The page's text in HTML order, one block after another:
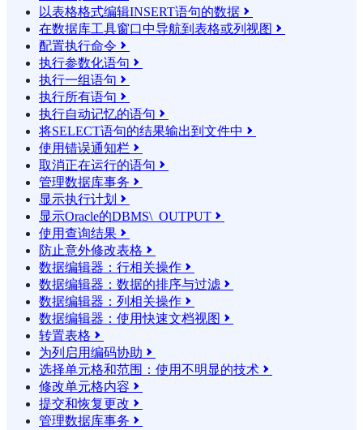
以表格格式编辑INSERT语句的数据 
在数据库工具窗口中导航到表格或列视图 
配置执行命令 
执行参数化语句 
执行一组语句 
执行所有语句 
执行自动记忆的语句 
将SELECT语句的结果输​​出到文件中 
使用错误通知栏 
取消正在运行的语句 
管理数据库事务 
显示执行计划 
显示Oracle的DBMS\_OUTPUT 
使用查询结果 
防止意外修改表格 
数据编辑器：行相关操作 
数据编辑器：数据的排序与过滤 
数据编辑器：列相关操作 
数据编辑器：使用快速文档视图 
转置表格 
为列启用编码协助 
选择单元格和范围：使用不明显的技术 
修改单元格内容 
提交和恢复更改 
管理数据库事务 